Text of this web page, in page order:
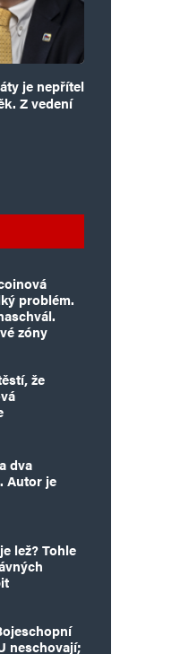
je nepřítel
Z vedení
problém.
zóny
že
dva
Autor je
lež? Tohle
neschovají;